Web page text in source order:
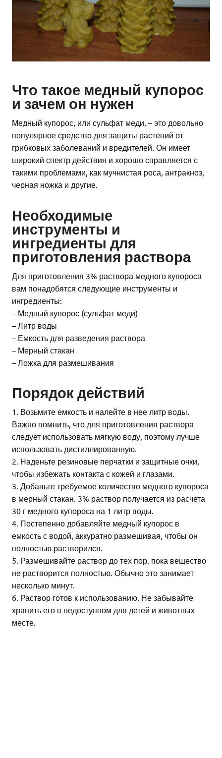
Что такое медный купорос
и зачем он нужен
Медный купорос, или сульфат меди, – это довольно
популярное средство для защиты растений от
грибковых заболеваний и вредителей. Он имеет
широкий спектр действия и хорошо справляется с
такими проблемами, как мучнистая роса, антракноз,
черная ножка и другие.
Необходимые
инструменты и
ингредиенты для
приготовления раствора
Для приготовления 3% раствора медного купороса
вам понадобятся следующие инструменты и
ингредиенты:
– Медный купорос (сульфат меди)
– Литр воды
– Емкость для разведения раствора
– Мерный стакан
– Ложка для размешивания
Порядок действий
1. Возьмите емкость и налейте в нее литр воды.
Важно помнить, что для приготовления раствора
следует использовать мягкую воду, поэтому лучше
использовать дистиллированную.
2. Наденьте резиновые перчатки и защитные очки,
чтобы избежать контакта с кожей и глазами.
3. Добавьте требуемое количество медного купороса
в мерный стакан. 3% раствор получается из расчета
30 г медного купороса на 1 литр воды.
4. Постепенно добавляйте медный купорос в
емкость с водой, аккуратно размешивая, чтобы он
полностью растворился.
5. Размешивайте раствор до тех пор, пока вещество
не растворится полностью. Обычно это занимает
несколько минут.
6. Раствор готов к использованию. Не забывайте
хранить его в недоступном для детей и животных
месте.